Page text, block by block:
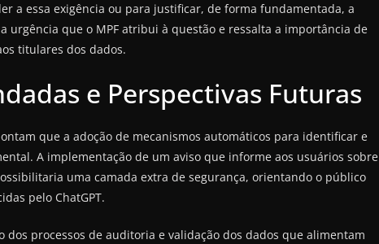
a essa exigência ou para justificar, de forma fundamentada, a
urgência que o MPF atribui à questão e ressalta a importância de
titulares dos dados.
e Perspectivas Futuras
que a adoção de mecanismos automáticos para identificar e
A implementação de um aviso que informe aos usuários sobre
uma camada extra de segurança, orientando o público
pelo ChatGPT.
processos de auditoria e validação dos dados que alimentam